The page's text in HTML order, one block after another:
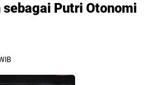
Putri Otonomi